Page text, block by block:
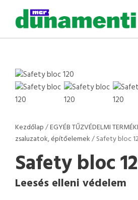
Kezdőlap/EGYÉB TŰZVÉDELMI
zsaluzatok, építőelemek/ Safety bloc
Safety bloc
Leesés elleni védelem